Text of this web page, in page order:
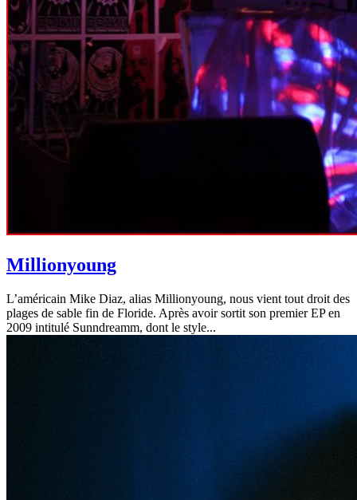
Millionyoung
L’américain Mike Diaz, alias Millionyoung, nous vient tout droit des
plages de sable fin de Floride. Après avoir sortit son premier EP en
2009 intitulé Sunndreamm, dont le style...